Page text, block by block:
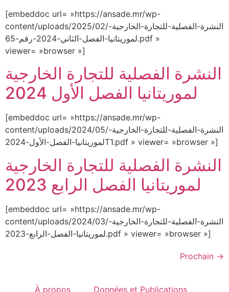
[embeddoc url= »https://ansade.mr/wp-
content/uploads/2025/02/النشرة-الفصلية-للتجارة-الخارجية-
لموريتانيا-الفصل-الثاني-2024-رقم-65.pdf »
viewer= »browser »]
النشرة الفصلية للتجارة الخارجية
لموريتانيا الفصل الأول 2024
[embeddoc url= »https://ansade.mr/wp-
content/uploads/2024/05/النشرة-الفصلية-للتجارة-الخارجية-
لموريتانيا-الفصل-الأول-2024T1.pdf » viewer= »browser »]
النشرة الفصلية للتجارة الخارجية
لموريتانيا الفصل الرابع 2023
[embeddoc url= »https://ansade.mr/wp-
content/uploads/2024/03/النشرة-الفصلية-للتجارة-الخارجية-
لموريتانيا-الفصل-الرابع-2023.pdf » viewer= »browser »]
Prochain →
À propos Données et Publications